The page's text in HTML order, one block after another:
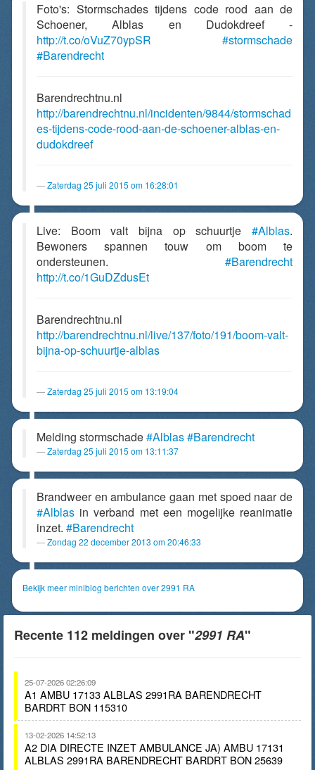
Foto's: Stormschades tijdens code rood aan de
Schoener, Alblas en Dudokdreef -
http://t.co/oVuZ70ypSR
#stormschade
#Barendrecht
Barendrechtnu.nl
http://barendrechtnu.nl/incidenten/9844/stormschad
es-tijdens-code-rood-aan-de-schoener-alblas-en-
dudokdreef
Zaterdag 25 juli 2015 om 16:28:01
Live: Boom valt bijna op schuurtje #Alblas.
Bewoners spannen touw om boom te
ondersteunen. #Barendrecht
http://t.co/1GuDZdusEt
Barendrechtnu.nl
http://barendrechtnu.nl/live/137/foto/191/boom-valt-
bijna-op-schuurtje-alblas
Zaterdag 25 juli 2015 om 13:19:04
Melding stormschade#Alblas#Barendrecht
Zaterdag 25 juli 2015 om 13:11:37
Brandweer en ambulance gaan met spoed naar de
#Alblas in verband met een mogelijke reanimatie
inzet. #Barendrecht
Zondag 22 december 2013 om 20:46:33
Bekijk meer miniblog berichten over 2991 RA
Recente 112 meldingen over "2991 RA"
25-07-2026 02:26:09
A1 AMBU 17133 ALBLAS 2991RA BARENDRECHT
BARDRT BON 115310
13-02-2026 14:52:13
A2 DIA DIRECTE INZET AMBULANCE JA) AMBU 17131
ALBLAS 2991RA BARENDRECHT BARDRT BON 25639